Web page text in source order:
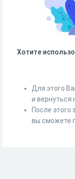
Хотите
Для этого
и вернуться
После этого
вы сможете